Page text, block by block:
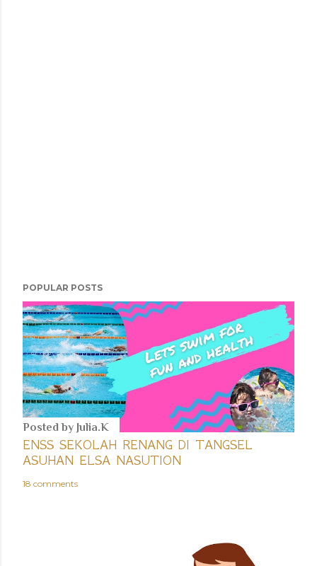
POPULAR POSTS
Posted by Julia.K
ENSS SEKOLAH RENANG DI TANGSEL
ASUHAN ELSA NASUTION
18 comments